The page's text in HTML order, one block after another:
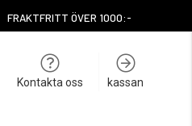
FRAKTFRITT ÖVER 1000:-
Kontakta oss kassan